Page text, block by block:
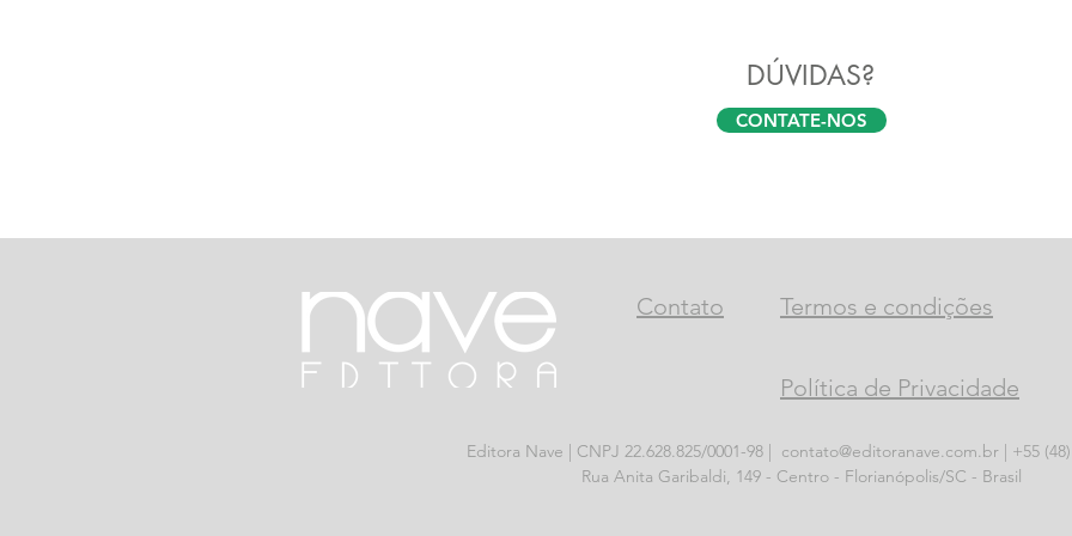
DÚVIDAS?
CONTATE-NOS
Contato Termos e condições
Política de Privacidade
Editora Nave | CNPJ 22.628.825/0001-98 | contato@editoranave.com.br| +55 (48)
Rua Anita Garibaldi, 149 - Centro - Florianópolis/SC - Brasil